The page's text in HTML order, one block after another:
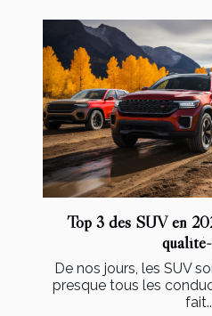
Top 3 des SUV en
De nos jours, les SUV
presque tous les